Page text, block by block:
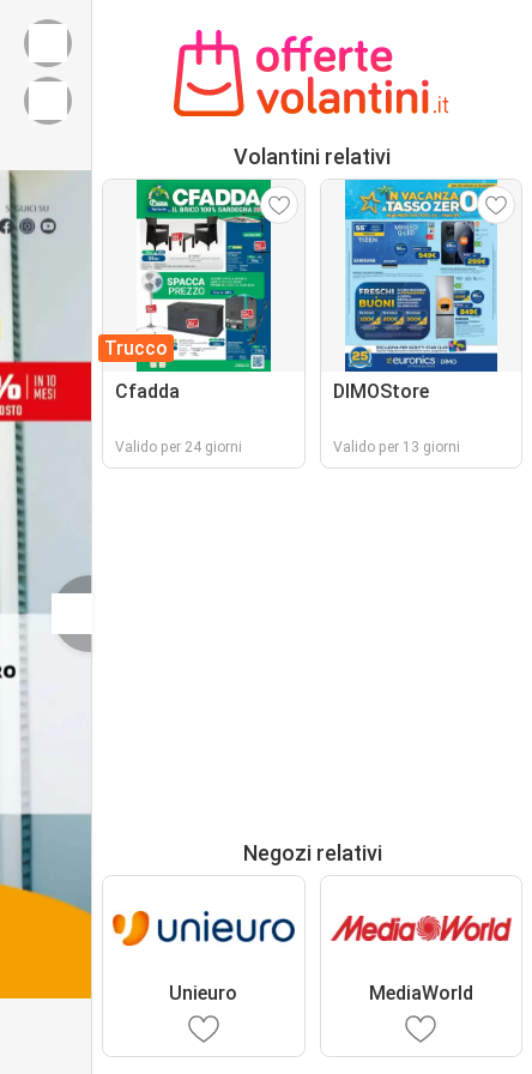
Volantini relativi
Trucco
Cfadda
Valido per 24 giorni
DIMOStore
Valido per 13 giorni
Negozi relativi
Unieuro MediaWorld